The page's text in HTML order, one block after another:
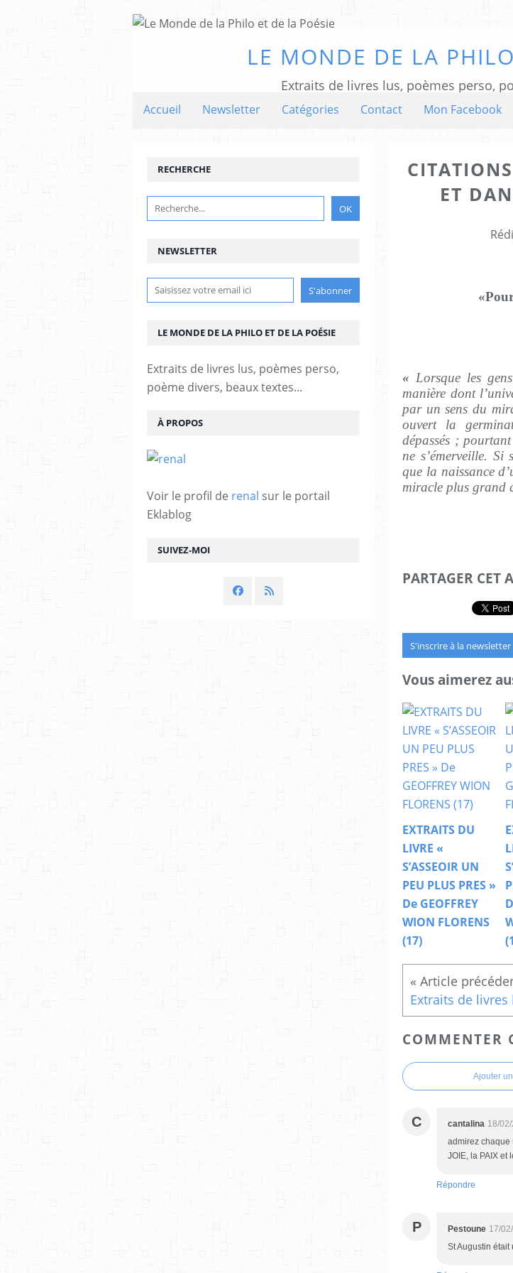
LE MONDE DE LA
Extraits de livres lus, poèmes perso,
Accueil Newsletter Catégories Contact Mon Facebook
ET
« Lorsque les
manière dont
par un sens du
ouvert la
dépassés ;
ne s’émerveille.
que la naissance
miracle plus grand
PARTAGER CET
S'inscrire à la newsletter
Vous aimerez
EXTRAITS DU
LIVRE «
S’ASSEOIR UN
PEU PLUS PRES »
De GEOFFREY
WION FLORENS
(17)
COMMENTER
Ajouter
C cantalina 18/
admirez chaque
JOIE, la PAIX et
Répondre
P Pestoune 17/
St Augustin était
NEWSLETTER
SUIVEZ-MOI
RECHERCHE
LE MONDE DE LA PHILO ET DE LA POÉSIE
Extraits de livres lus, poèmes perso,
poème divers, beaux textes...
À PROPOS
Voir le profil de renal sur le portail
Eklablog